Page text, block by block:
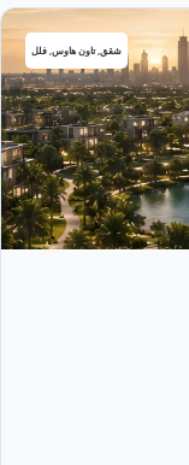
شقق, تاون هاوس, فلل